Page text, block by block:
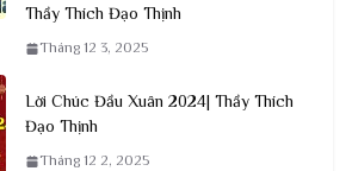
Thầy Thích Đạo Thịnh
Tháng 12 3, 2025
Lời Chúc Đầu Xuân 2024| Thầy Thích
Đạo Thịnh
Tháng 12 2, 2025